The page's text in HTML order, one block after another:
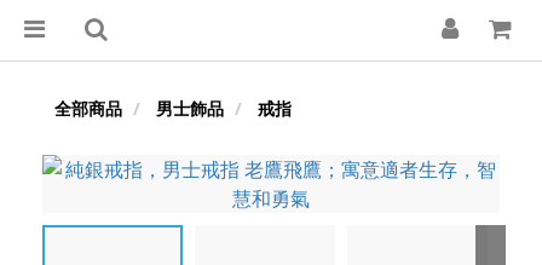
全部商品 男士飾品 戒指